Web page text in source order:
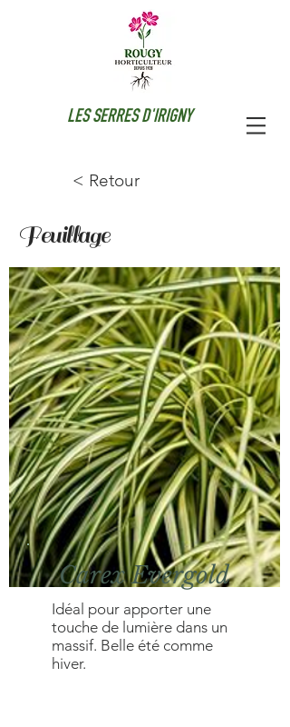
LES SERRES D'IRIGNY
< Retour
Feuillage
Carex Evergold
Idéal pour apporter une
touche de lumière dans un
massif. Belle été comme
hiver.